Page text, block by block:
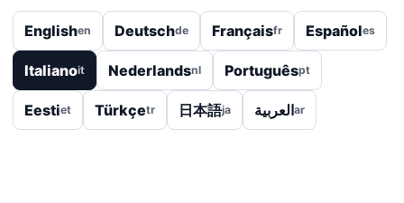
Englishen Deutschde Françaisfr Españoles
Italianoit Nederlandsnl Portuguêspt
Eestiet Türkçetr 日本語ja العربيةar